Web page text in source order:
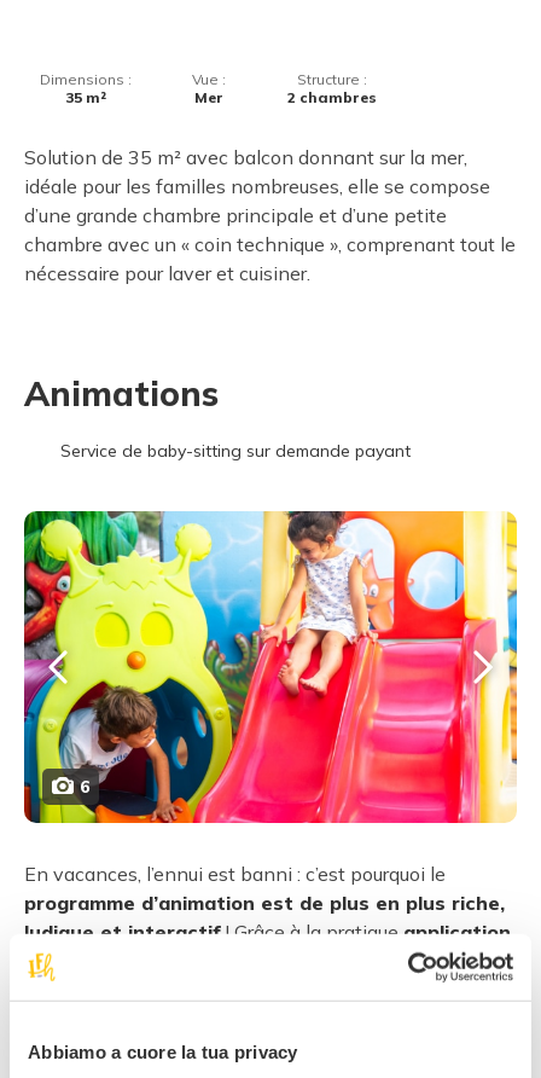
Abbiamo a cuore la tua privacy
Dimensions :
35 m²
Vue :
Mer
Structure :
2 chambres
Solution de 35 m² avec balcon donnant sur la mer,
idéale pour les familles nombreuses, elle se compose
d’une grande chambre principale et d’une petite
chambre avec un « coin technique », comprenant tout le
nécessaire pour laver et cuisiner.
Animations
Service de baby-sitting sur demande payant
6
En vacances, l’ennui est banni : c’est pourquoi le
programme d’animation est de plus en plus riche,
ludique et interactif ! Grâce à la pratique application
de l’hôtel
, vous pouvez choisir des activités et inscrire
vos enfants à des tournois, des jeux et des ateliers. Les
d’âge, et disposent d’espaces dédiés et de kits de